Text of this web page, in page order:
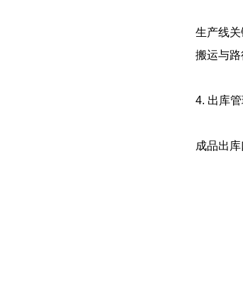
生产线
搬运与路
4. 出库
成品出